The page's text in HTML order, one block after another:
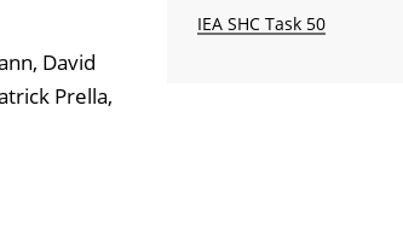
David
Prella,
IEA SHC Task 50